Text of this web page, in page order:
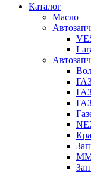
Каталог
Масло